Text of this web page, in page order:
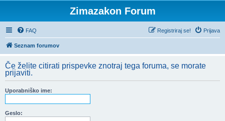
Zimazakon Forum
FAQ Prijava
Registriraj se!
Seznam forumov
Če želite citirati prispevke znotraj tega foruma, se morate
prijaviti.
Uporabniško ime:
Geslo: